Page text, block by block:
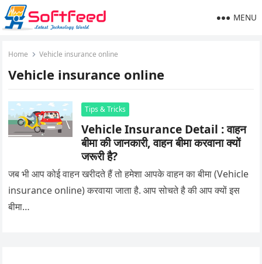
MENU
Home Vehicle insurance online
Vehicle insurance online
Tips & Tricks
Vehicle Insurance Detail : वाहन
बीमा की जानकारी, वाहन बीमा करवाना क्यों
जरूरी है?
जब भी आप कोई वाहन खरीदते हैं तो हमेशा आपके वाहन का बीमा (Vehicle
insurance online) करवाया जाता है. आप सोचते है की आप क्यों इस
बीमा…